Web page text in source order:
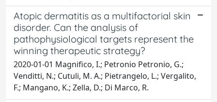
Atopic dermatitis as a multifactorial skin
disorder. Can the analysis of
pathophysiological targets represent the
winning therapeutic strategy?
2020-01-01 Magnifico, I.; Petronio Petronio, G.;
Venditti, N.; Cutuli, M. A.; Pietrangelo, L.; Vergalito,
F.; Mangano, K.; Zella, D.; Di Marco, R.